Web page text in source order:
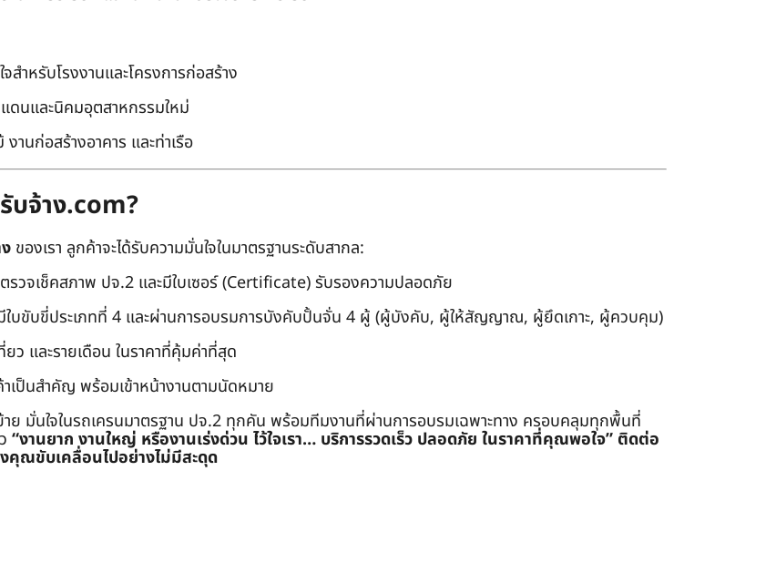
สำหรับโรงงานและโครงการก่อสร้าง
ดนและนิคมอุตสาหกรรมใหม่
านก่อสร้างอาคาร และท่าเรือ
บจ้าง.com?
ของเรา ลูกค้าจะได้รับความมั่นใจในมาตรฐานระดับสากล:
รวจเช็คสภาพ ปจ.2 และมีใบเซอร์ (Certificate) รับรองความปลอดภัย
บขับขี่ประเภทที่ 4 และผ่านการอบรมการบังคับปั้นจั่น 4 ผู้ (ผู้บังคับ, ผู้ให้สัญญาณ, ผู้ยึดเกาะ, ผู้ควบคุม)
ว และรายเดือน ในราคาที่คุ้มค่าที่สุด
เป็นสำคัญ พร้อมเข้าหน้างานตามนัดหมาย
ย มั่นใจในรถเครนมาตรฐาน ปจ.2 ทุกคัน พร้อมทีมงานที่ผ่านการอบรมเฉพาะทาง ครอบคลุมทุกพื้นที่
“งานยาก งานใหญ่ หรืองานเร่งด่วน ไว้ใจเรา… บริการรวดเร็ว ปลอดภัย ในราคาที่คุณพอใจ” ติดต่อ
คุณขับเคลื่อนไปอย่างไม่มีสะดุด